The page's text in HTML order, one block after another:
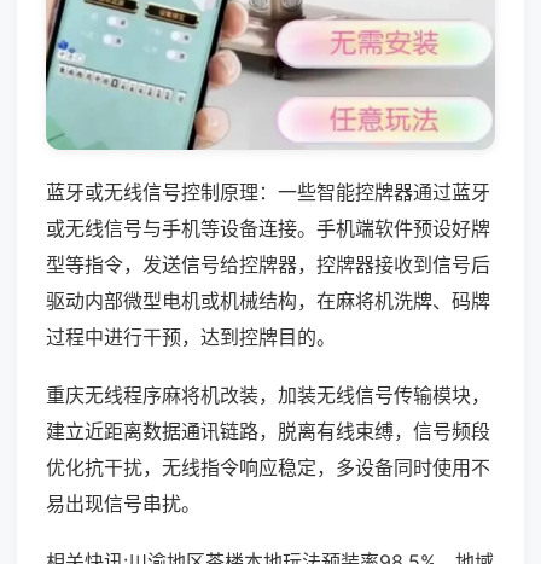
蓝牙或无线信号控制原理：一些智能控牌器通过蓝牙
或无线信号与手机等设备连接。手机端软件预设好牌
型等指令，发送信号给控牌器，控牌器接收到信号后
驱动内部微型电机或机械结构，在麻将机洗牌、码牌
过程中进行干预，达到控牌目的。
重庆无线程序麻将机改装，加装无线信号传输模块，
建立近距离数据通讯链路，脱离有线束缚，信号频段
优化抗干扰，无线指令响应稳定，多设备同时使用不
易出现信号串扰。